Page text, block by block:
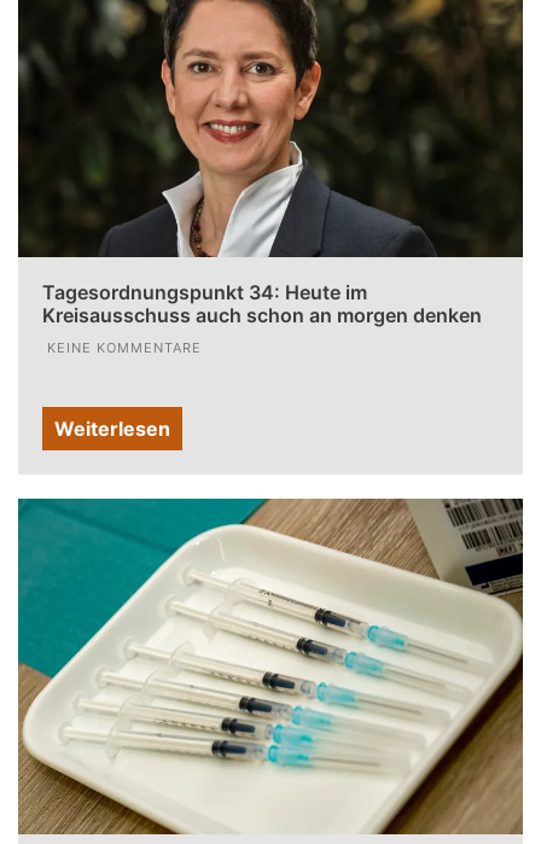
Tagesordnungspunkt 34: Heute im
Kreisausschuss auch schon an morgen denken
KEINE KOMMENTARE
Weiterlesen